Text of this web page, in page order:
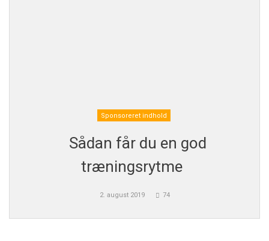
Sponsoreret indhold
Sådan får du en god
træningsrytme
2. august 2019 74